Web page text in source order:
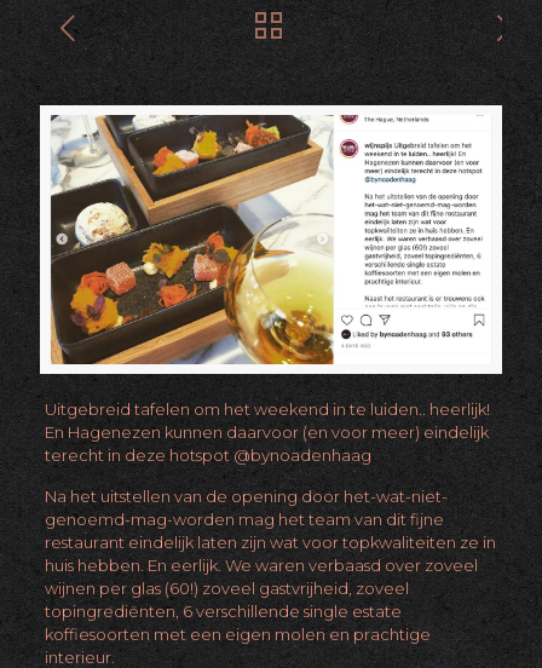
Uitgebreid tafelen om het weekend in te luiden.. heerlijk!
En Hagenezen kunnen daarvoor (en voor meer) eindelijk
terecht in deze hotspot @bynoadenhaag
Na het uitstellen van de opening door het-wat-niet-
genoemd-mag-worden mag het team van dit fijne
restaurant eindelijk laten zijn wat voor topkwaliteiten ze in
huis hebben. En eerlijk. We waren verbaasd over zoveel
wijnen per glas (60!) zoveel gastvrijheid, zoveel
topingrediënten, 6 verschillende single estate
koffiesoorten met een eigen molen en prachtige
interieur.